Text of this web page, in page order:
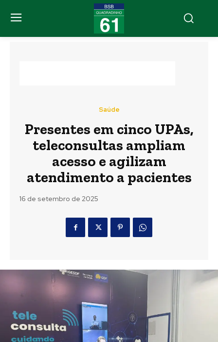
Saúde
Presentes em cinco UPAs,
teleconsultas ampliam
acesso e agilizam
atendimento a pacientes
16 de setembro de 2025